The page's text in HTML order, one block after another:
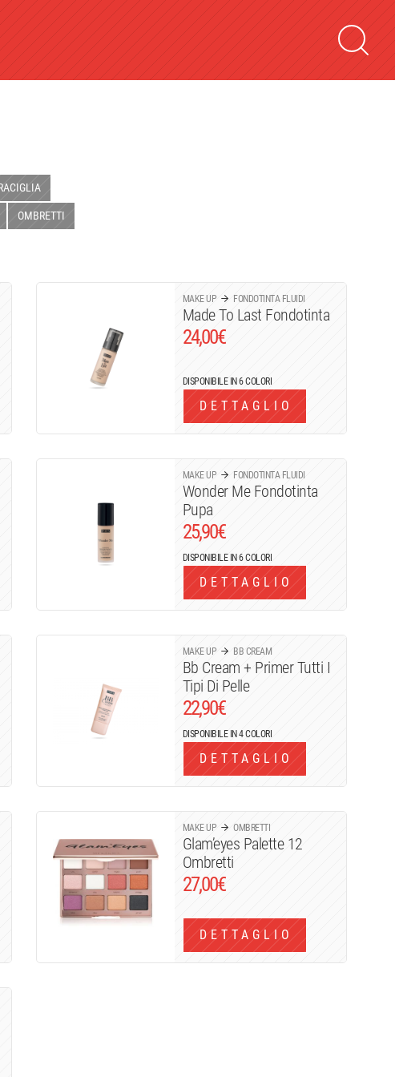
OMBRETTI
MAKE UP FONDOTINTA FLUIDI
Made To Last Fondotinta
24,00€
DISPONIBILE IN 6 COLORI
DETTAGLIO
MAKE UP FONDOTINTA FLUIDI
Wonder Me Fondotinta
Pupa
25,90€
DISPONIBILE IN 6 COLORI
DETTAGLIO
MAKE UP BB CREAM
Bb Cream + Primer Tutti I
Tipi Di Pelle
22,90€
DISPONIBILE IN 4 COLORI
DETTAGLIO
MAKE UP OMBRETTI
Glam’eyes Palette 12
Ombretti
27,00€
DETTAGLIO